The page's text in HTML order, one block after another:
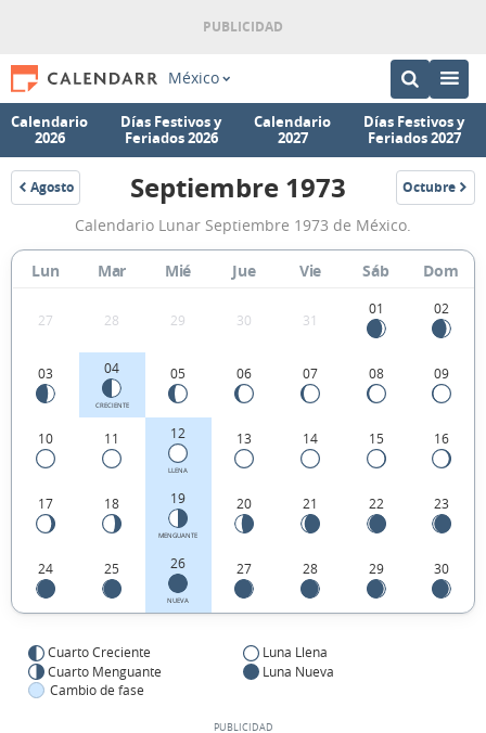
México
Calendario
2026
Días Festivos y
Feriados 2026
Calendario
2027
Días Festivos y
Feriados 2027
Agosto
1973
Calendario
Lunar
Septiembre
México.
Septiembre 1973 Octubre
1973
Calendario Lunar Septiembre 1973 de México.
Lun Mar Mié Jue Vie Sáb Dom
27 28 29 30 31
01 02
03 04
CRECIENTE
05 06 07 08 09
10 11 12
LLENA
13 14 15 16
17 18 19
MENGUANTE
20 21 22 23
24 25 26
NUEVA
27 28 29 30
Cuarto Creciente
Luna Llena
Cuarto Menguante
Luna Nueva
Cambio de fase